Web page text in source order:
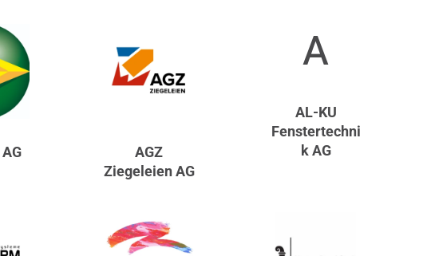
AGZ
Ziegeleien AG
A
AL-KU
Fenstertechni
k AG